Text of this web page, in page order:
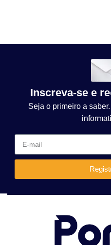
Inscreva-se e
Seja o primeiro a